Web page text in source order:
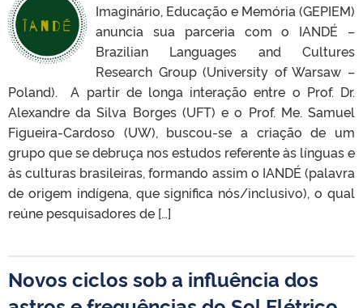
Imaginário, Educação e Memória (GEPIEM)
anuncia sua parceria com o IANDÉ –
Brazilian Languages and Cultures
Research Group (University of Warsaw –
Poland). A partir de longa interação entre o Prof. Dr.
Alexandre da Silva Borges (UFT) e o Prof. Me. Samuel
Figueira-Cardoso (UW), buscou-se a criação de um
grupo que se debruça nos estudos referente às línguas e
às culturas brasileiras, formando assim o IANDÉ (palavra
de origem indígena, que significa nós/inclusivo), o qual
reúne pesquisadores de […]
Novos ciclos sob a influência dos